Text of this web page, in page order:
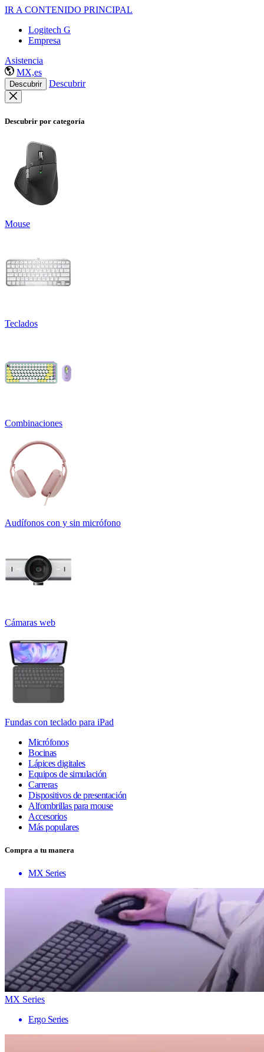
IR A CONTENIDO PRINCIPAL
Logitech G
Empresa
Asistencia
MX,es
Descubrir Descubrir
Descubrir por categoría
Mouse
Teclados
Combinaciones
Audífonos con y sin micrófono
Cámaras web
Fundas con teclado para iPad
Micrófonos
Bocinas
Lápices digitales
Equipos de simulación
Carreras
Dispositivos de presentación
Alfombrillas para mouse
Accesorios
Más populares
Compra a tu manera
MX Series
MX Series
Ergo Series